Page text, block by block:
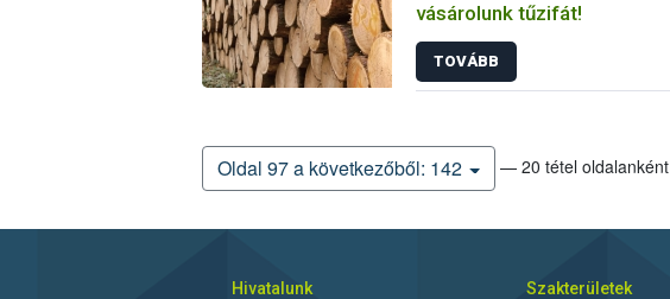
vásárolunk tűzifát!
TOVÁBB
Oldal 97 a következőből: 142 — 20 tétel oldalanként
Hivatalunk Szakterületek